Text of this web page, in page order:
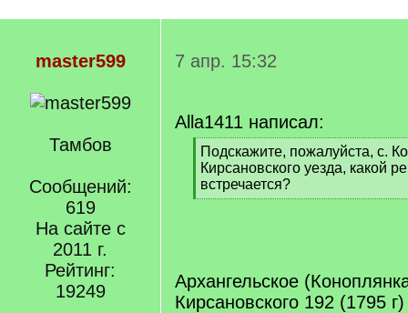
master599
Тамбов
Сообщений:
619
На сайте с
2011 г.
Рейтинг:
19249
7 апр. 15:32
Alla1411 написал:
[
q
]
Подскажите, пожалуйста, с.
Кирсановского уезда, какой
встречается?
[
Архангельское
Кирсановского 192 (1795